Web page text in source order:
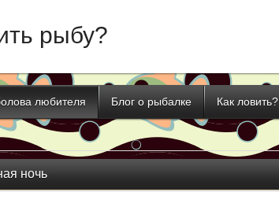
рыбу?
любителя Блог о рыбалке Как ловить?
ночь